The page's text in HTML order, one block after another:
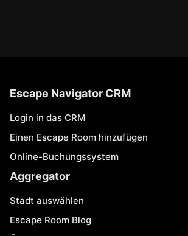
Escape Navigator CRM
Login in das CRM
Einen Escape Room hinzufügen
Online-Buchungssystem
Aggregator
Stadt auswählen
Escape Room Blog